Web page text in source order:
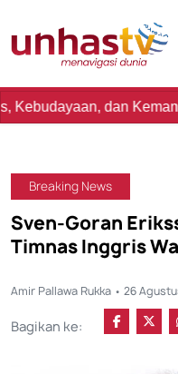
dan Kemanusiaan
Breaking News
Sven-Goran
Timnas Inggris
Amir Pallawa Rukka • 26
Bagikan ke: